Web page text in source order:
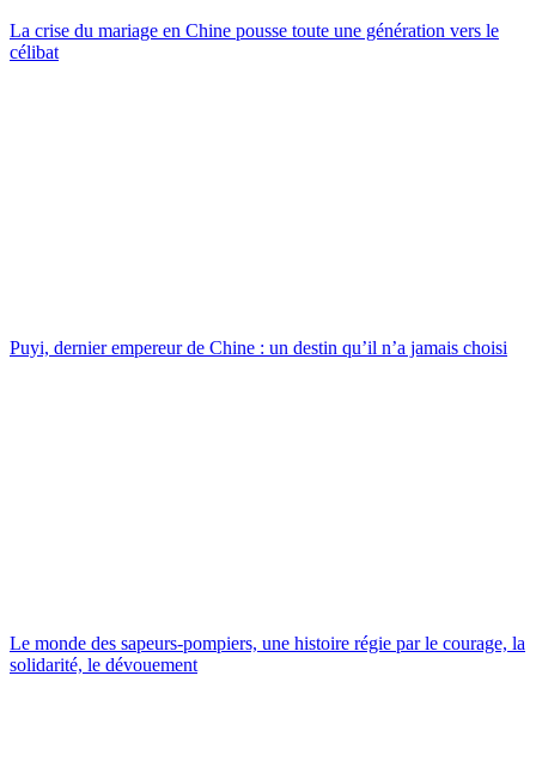
La crise du mariage en Chine pousse toute une génération vers le
célibat
Puyi, dernier empereur de Chine : un destin qu’il n’a jamais choisi
Le monde des sapeurs-pompiers, une histoire régie par le courage, la
solidarité, le dévouement